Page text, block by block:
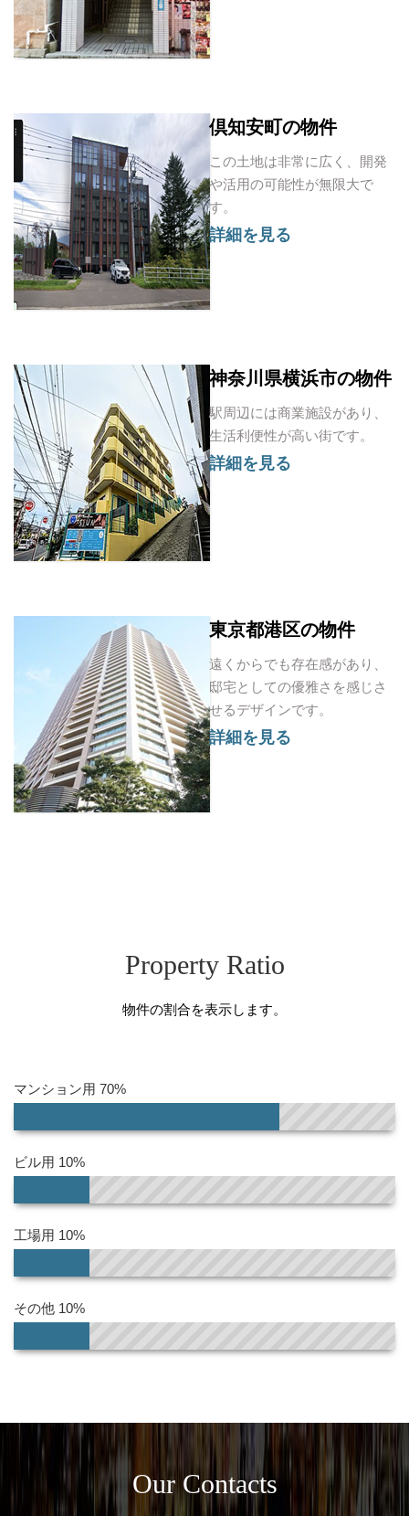
倶知安町の物件
この土地は非常に広く、開発
や活用の可能性が無限大で
す。
詳細を見る
神奈川県横浜市の物件
駅周辺には商業施設があり、
生活利便性が高い街です。
詳細を見る
東京都港区の物件
遠くからでも存在感があり、
邸宅としての優雅さを感じさ
せるデザインです。
詳細を見る
Property Ratio
物件の割合を表示します。
マンション用 70%
ビル用 10%
工場用 10%
その他 10%
Our Contacts